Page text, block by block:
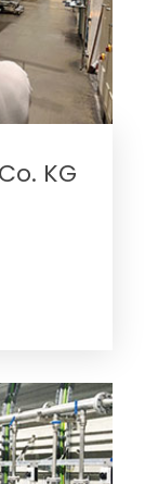
KG